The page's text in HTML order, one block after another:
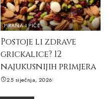
HRANA I PIĆE
Postoje li zdrave
grickalice? 12
najukusnijih primjera
25 siječnja, 2026